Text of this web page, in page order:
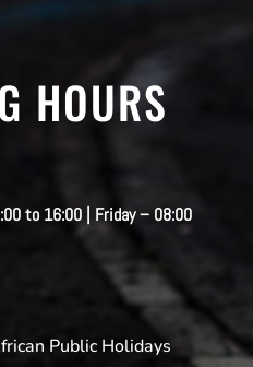
HOURS
to 16:00 | Friday – 08:00
Public Holidays